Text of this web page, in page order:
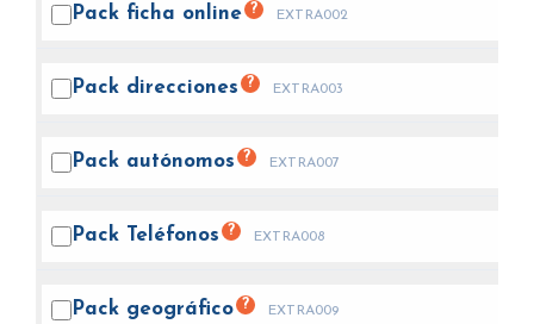
Pack ficha online ? EXTRA002
Pack direcciones ? EXTRA003
Pack autónomos ? EXTRA007
Pack Teléfonos ? EXTRA008
Pack geográfico ? EXTRA009